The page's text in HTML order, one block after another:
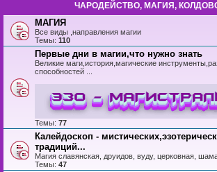
ЧАРОДЕЙСТВО, МАГИЯ,
МАГИЯ
Все виды ,направления магии
Темы: 110
Первые дни в магии,что нужно знать
Великие маги,история,магические
способностей ...
Темы: 77
Калейдоскоп -
традиций...
Магия славянская, друидов, вуду, церковная,
Темы: 47